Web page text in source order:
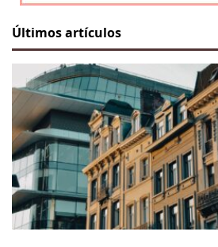
Últimos artículos